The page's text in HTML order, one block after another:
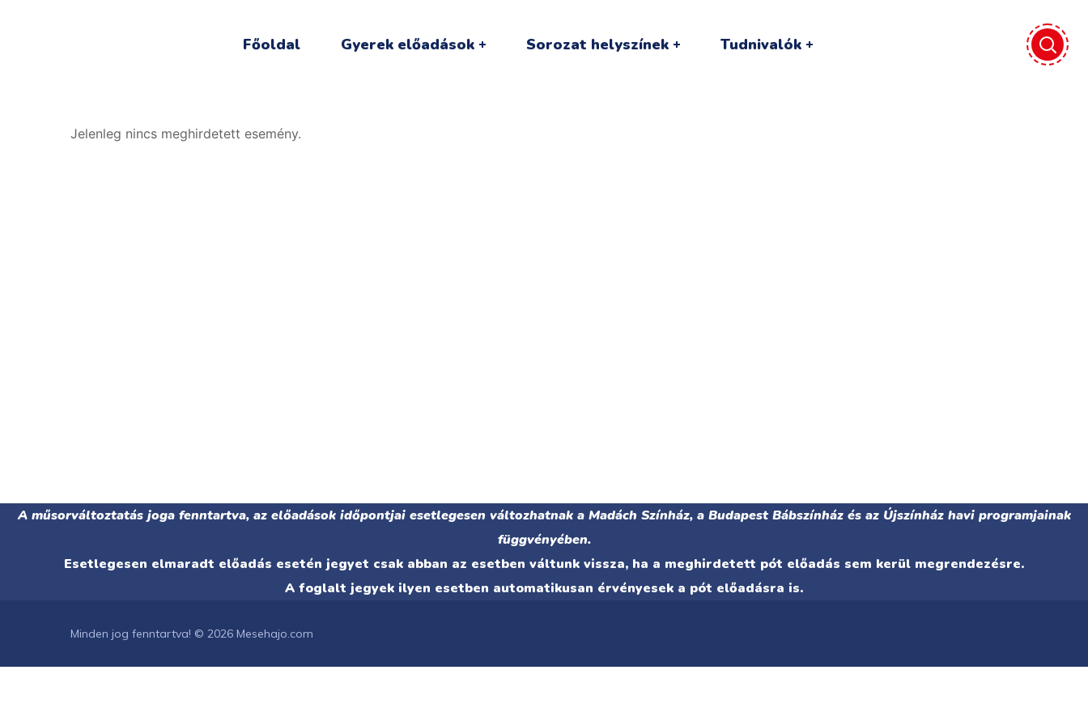
Főoldal Gyerek előadások Sorozat helyszínek Tudnivalók
Jelenleg nincs meghirdetett esemény.
A műsorváltoztatás joga fenntartva, az előadások időpontjai esetlegesen változhatnak a Madách Színház, a Budapest Bábszínház és az Újszínház havi programjainak
függvényében.
Esetlegesen elmaradt előadás esetén jegyet csak abban az esetben váltunk vissza, ha a meghirdetett pót előadás sem kerül megrendezésre.
A foglalt jegyek ilyen esetben automatikusan érvényesek a pót előadásra is.
Minden jog fenntartva! © 2026 Mesehajo.com